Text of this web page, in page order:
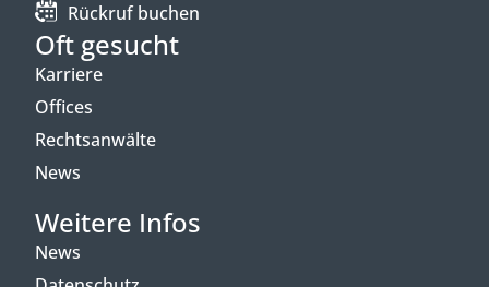
Rückruf buchen
Oft gesucht
Karriere
Offices
Rechtsanwälte
News
Weitere Infos
News